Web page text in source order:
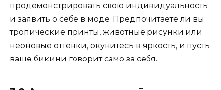
продемонстрировать свою индивидуальность
и заявить о себе в моде. Предпочитаете ли вы
тропические принты, животные рисунки или
неоновые оттенки, окунитесь в яркость, и пусть
ваше бикини говорит само за себя.